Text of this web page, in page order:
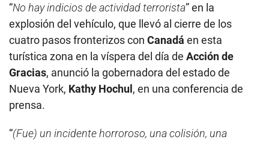
“No hay indicios de actividad terrorista” en la
explosión del vehículo, que llevó al cierre de los
cuatro pasos fronterizos con Canadá en esta
turística zona en la víspera del día de Acción de
Gracias, anunció la gobernadora del estado de
Nueva York, Kathy Hochul, en una conferencia de
prensa.
“(Fue) un incidente horroroso, una colisión, una